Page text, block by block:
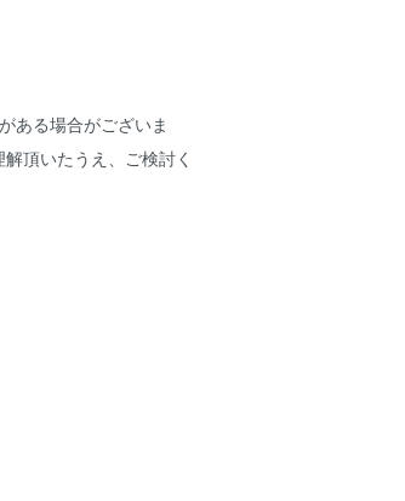
ある場合がございま
頂いたうえ、ご検討く